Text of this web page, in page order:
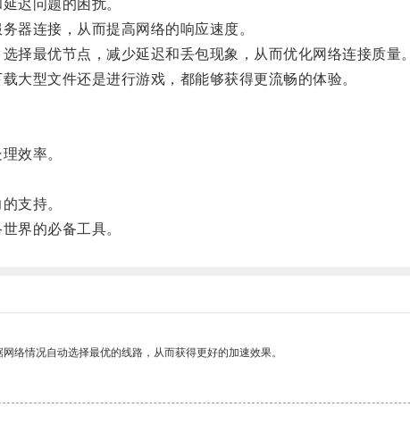
迟问题的困扰。
连接，从而提高网络的响应速度。
最优节点，减少延迟和丢包现象，从而优化网络连接质量。
型文件还是进行游戏，都能够获得更流畅的体验。
效率。
支持。
界的必备工具。
络情况自动选择最优的线路，从而获得更好的加速效果。